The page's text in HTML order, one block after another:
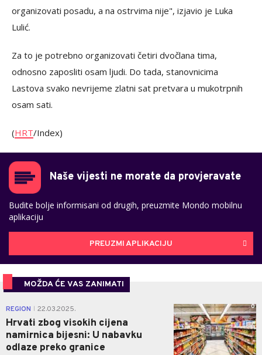
organizovati posadu, a na ostrvima nije", izjavio je Luka
Lulić.
Za to je potrebno organizovati četiri dvočlana tima,
odnosno zaposliti osam ljudi. Do tada, stanovnicima
Lastova svako nevrijeme zlatni sat pretvara u mukotrpnih
osam sati.
(HRT/Index)
Naše vijesti ne morate da provjeravate
Budite bolje informisani od drugih, preuzmite Mondo mobilnu
aplikaciju
PREUZMI APLIKACIJU
MOŽDA ĆE VAS ZANIMATI
REGION 22.03.2025.
Hrvati zbog visokih cijena
namirnica bijesni: U nabavku
odlaze preko granice
0